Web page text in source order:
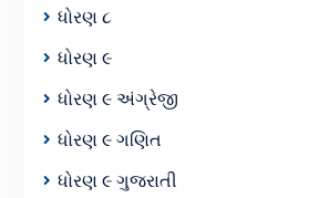
ધોરણ ૮
ધોરણ ૯
ધોરણ ૯ અંગ્રેજી
ધોરણ ૯ ગણિત
ધોરણ ૯ ગુજરાતી